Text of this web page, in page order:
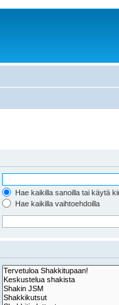
Hae kaikilla sanoilla tai käytä
Hae kaikilla vaihtoehdoilla